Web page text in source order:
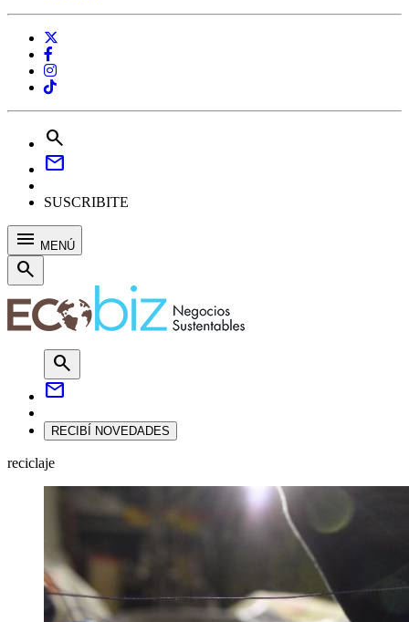
search
mail
SUSCRIBITE
menu MENÚ
search
search
mail
RECIBÍ NOVEDADES
reciclaje